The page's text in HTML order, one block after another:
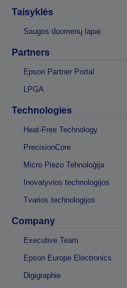
Taisyklės
Saugos duomenų lapai
Partners
Epson Partner Portal
LPGA
Technologies
Heat-Free Technology
PrecisionCore
Micro Piezo Tehnoloģija
Inovatyvios technologijos
Tvarios technologijos
Company
Executive Team
Epson Europe Electronics
Digigraphie